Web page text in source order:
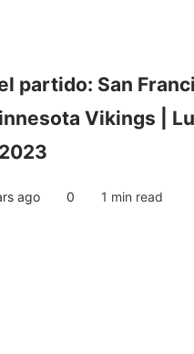
partido: San
Vikings |
ago 0 1 min read